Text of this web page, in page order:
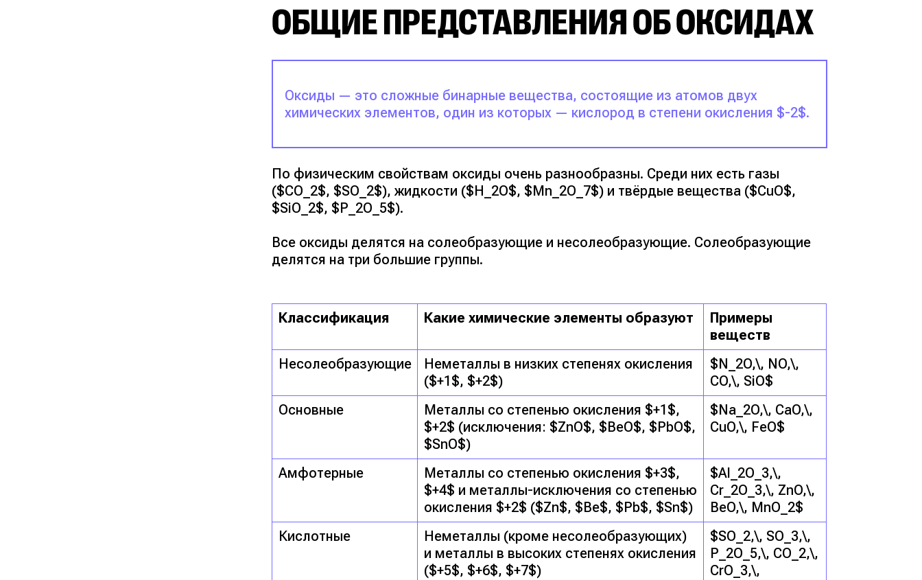
ОБЩИЕ ПРЕДСТАВЛЕНИЯ ОБ ОКСИДАХ
Оксиды — это сложные бинарные вещества, состоящие из атомов двух
химических элементов, один из которых — кислород в степени окисления $-2$.
По физическим свойствам оксиды очень разнообразны. Среди них есть газы
($CO_2$, $SO_2$), жидкости ($H_2O$, $Mn_2O_7$) и твёрдые вещества ($CuO$,
$SiO_2$, $P_2O_5$).
Все оксиды делятся на солеобразующие и несолеобразующие. Солеобразующие
делятся на три большие группы.
Классификация Какие химические элементы образуют
Примеры
веществ
Несолеобразующие
Неметаллы в низких степенях окисления
($+1$, $+2$)
$N_2O,\, NO,\,
CO,\, SiO$
Основные
Металлы со степенью окисления $+1$,
$+2$ (исключения: $ZnO$, $BeO$, $PbO$,
$SnO$)
$Na_2O,\, CaO,\,
CuO,\, FeO$
Амфотерные
Металлы со степенью окисления $+3$,
$+4$ и металлы-исключения со степенью
окисления $+2$ ($Zn$, $Be$, $Pb$, $Sn$)
$Al_2O_3,\,
Cr_2O_3,\, ZnO,\,
BeO,\, MnO_2$
Кислотные
Неметаллы (кроме несолеобразующих)
и металлы в высоких степенях окисления
($+5$, $+6$, $+7$)
$SO_2,\, SO_3,\,
P_2O_5,\, CO_2,\,
CrO_3,\,